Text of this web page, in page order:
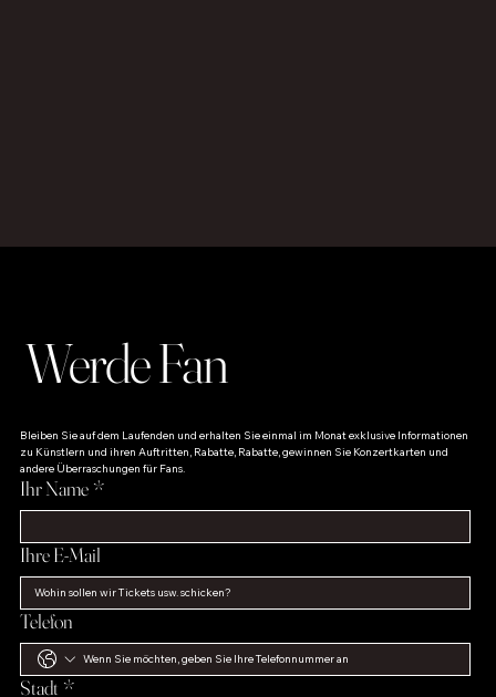
Werde Fan
Bleiben Sie auf dem Laufenden und erhalten Sie einmal im Monat exklusive Informationen
zu Künstlern und ihren Auftritten, Rabatte, Rabatte, gewinnen Sie Konzertkarten und
andere Überraschungen für Fans.
Ihr Name *
Ihre E-Mail
Telefon
Stadt *